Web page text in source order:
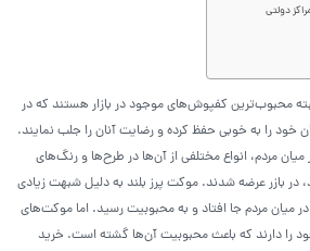
دولتی
محبوب‌ترین کفپوش‌های موجود در بازار هستند که در
خود را به خوبی حفظ کرده و رضایت آنان را جلب نمایند.
مردم، انواع مختلفی از آن‌ها در طرح‌ها و رنگ‌های
در بازر عرضه شدند. موکت پرز بلند به دلیل شبهت زیادی
مردم جا افتاد و به محبوبیت رسید. اما موکت‌های
خود را دارند که باعث محبوبیت آن‌ها گشته است. خرید